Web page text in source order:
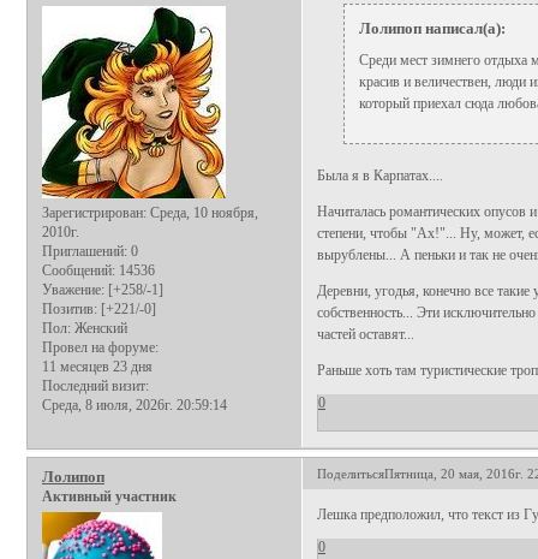
Зарегистрирован: Среда, 10 ноября,
2010г.
Приглашений: 0
Сообщений: 14536
Уважение: [+258/-1]
Позитив: [+221/-0]
Пол: Женский
Провел на форуме:
11 месяцев 23 дня
Последний визит:
Среда, 8 июля, 2026г. 20:59:14
Лолипоп написал(а):
Среди мест зимнего отдыха
красив и величествен,
который приехал сюда
Была я в Карпатах....
Начиталась романтических опусов
степени, чтобы "Ах!"... Ну, может,
вырублены... А пеньки и так не
Деревни, угодья, конечно все
собственность... Эти
частей оставят...
Раньше хоть там туристические
0
ПоделитьсяПятница, 20 мая, 2016г.
Лолипоп
Активный участник
Лешка предположил, что текст из
0